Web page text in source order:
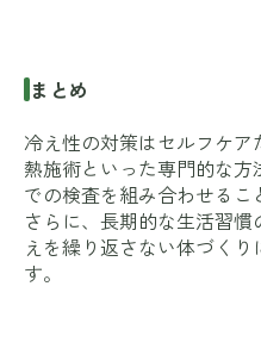
まとめ
冷え性の対策はセルフケ
熱施術といった専門的な
での検査を組み合わせるこ
さらに、長期的な生活習
えを繰り返さない体づく
す。